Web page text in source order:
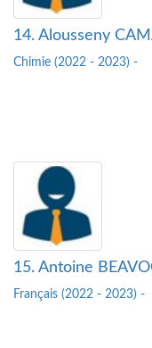
14. Alousseny
Chimie (2022 - 2023) -
15. Antoine
Français (2022 - 2023) -